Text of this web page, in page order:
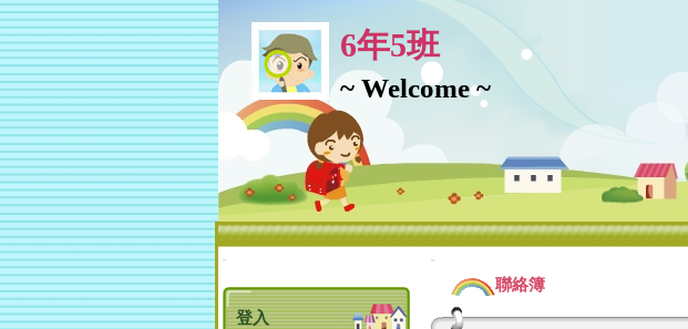
6年5班
~ Welcome ~
:::
登入
:::
聯絡簿